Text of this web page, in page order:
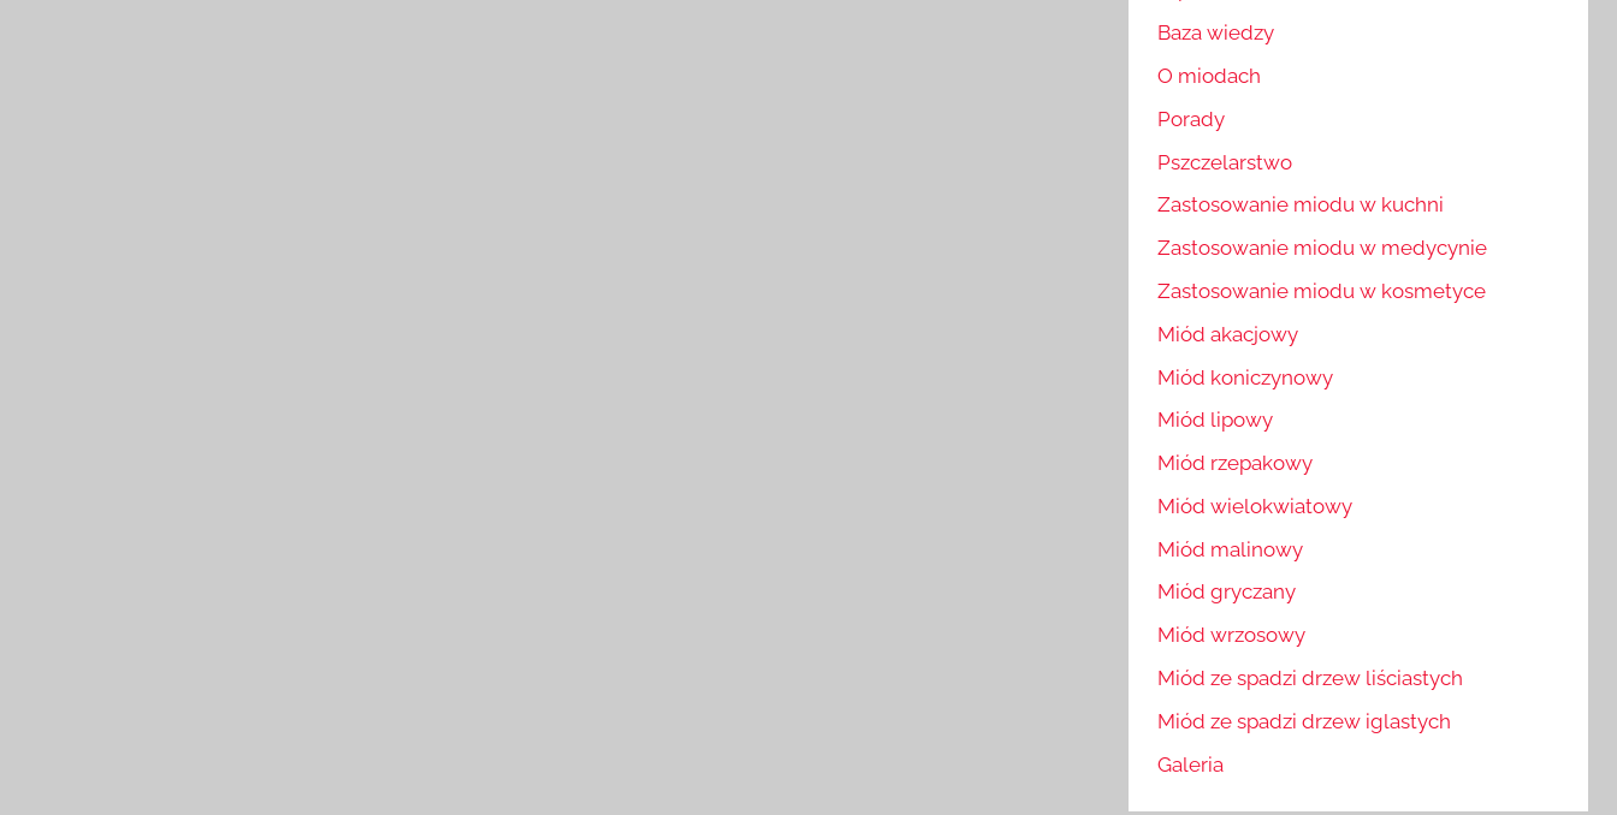
Baza wiedzy
O miodach
Porady
Pszczelarstwo
Zastosowanie miodu w kuchni
Zastosowanie miodu w medycynie
Zastosowanie miodu w kosmetyce
Miód akacjowy
Miód koniczynowy
Miód lipowy
Miód rzepakowy
Miód wielokwiatowy
Miód malinowy
Miód gryczany
Miód wrzosowy
Miód ze spadzi drzew liściastych
Miód ze spadzi drzew iglastych
Galeria